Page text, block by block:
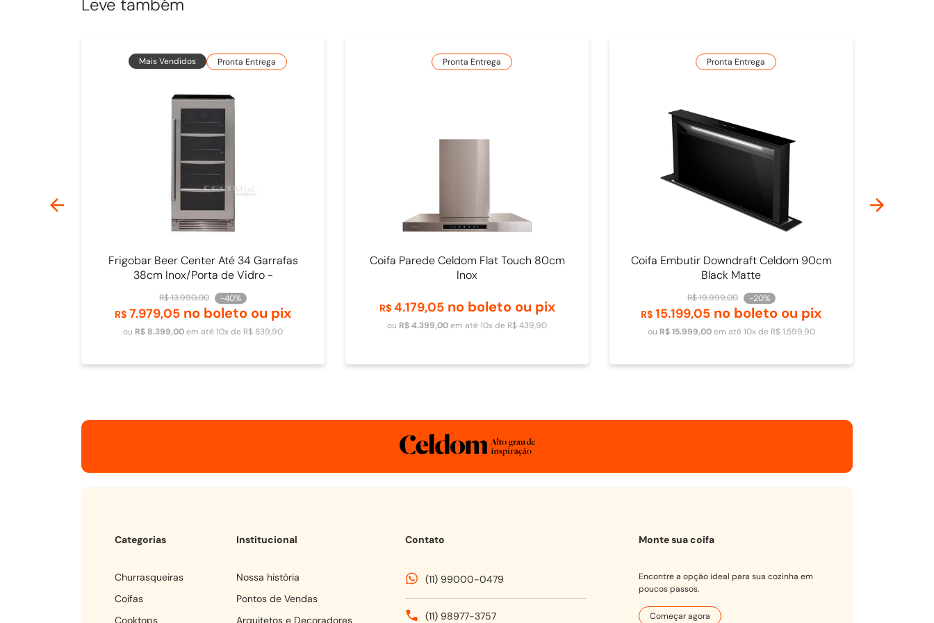
Leve também
Mais Vendidos Pronta Entrega
Frigobar Beer Center Até 34 Garrafas
38cm Inox/Porta de Vidro -
4093840009
R$13.990,00 -40%
R$ 7.979,05 no boleto ou pix
ou R$ 8.399,00em até10x de R$ 839,90
Adicionar ao carrinho
Pronta Entrega
Coifa Parede Celdom Flat Touch 80cm
Inox
R$ 4.179,05no boleto ou pix
ou R$4.399,00em até10x de R$439,90
Adicionar ao carrinho
Pronta Entrega
Coifa Embutir Downdraft Celdom 90cm
Black Matte
R$19.999,00 -20%
R$ 15.199,05 no boleto ou pix
ou R$ 15.999,00em até10x de R$ 1.599,90
Adicionar ao carrinho
Categorias
churrasqueiras
coifas
cooktops
Institucional
Nossa história
Pontos de Vendas
Arquitetos e Decoradores
Contato
(11) 99000-0479
(11) 98977-3757
Monte sua coifa
Encontre a opção ideal para sua cozinha em
poucos passos.
Começar agora